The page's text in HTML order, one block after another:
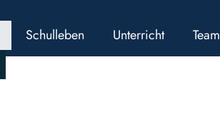
Schulleben Unterricht Team